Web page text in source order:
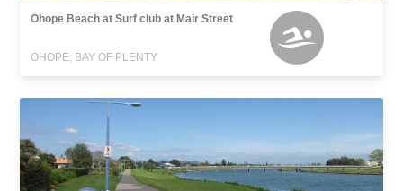
Ohope Beach at Surf club at Mair Street
OHOPE, BAY OF PLENTY